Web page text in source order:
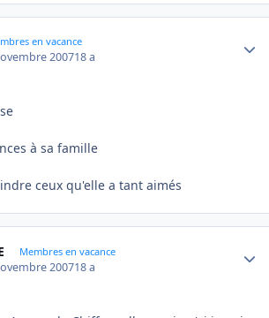
en vacance
200718 a
à sa famille
ceux qu'elle a tant aimés
Membres en vacance
200718 a